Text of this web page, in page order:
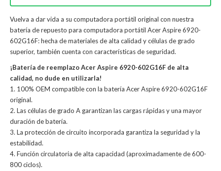
Vuelva a dar vida a su computadora portátil original con nuestra
batería de repuesto para computadora portátil Acer Aspire 6920-
602G16F: hecha de materiales de alta calidad y células de grado
superior, también cuenta con características de seguridad.
¡Batería de reemplazo Acer Aspire 6920-602G16F de alta
calidad, no dude en utilizarla!
1. 100% OEM compatible con la batería Acer Aspire 6920-602G16F
original.
2. Las células de grado A garantizan las cargas rápidas y una mayor
duración de batería.
3. La protección de circuito incorporada garantiza la seguridad y la
estabilidad.
4. Función circulatoria de alta capacidad (aproximadamente de 600-
800 ciclos).